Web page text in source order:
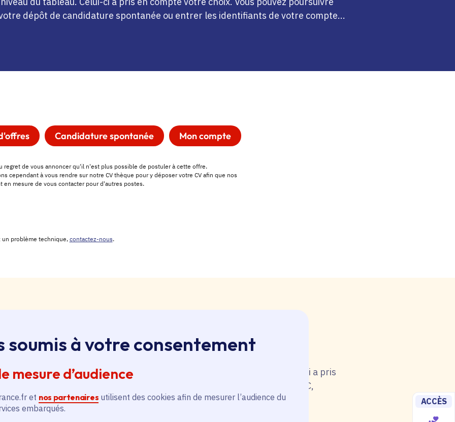
soumis à votre consentement
mesure d’audience
et nos partenaires utilisent des cookies afin de mesurer l’audience du
embarqués.
ACCÈS
dépôt de candidature spontanée ou entrer les identifiants de votre compte...
apprentissage, stage
sur le bouton « Liste d'offres » pour qu'il soit en rouge. Une anomalie
aussitôt en haut de page. Redescendez au niveau du tableau. Celui-ci a pris
alors faire une recherche par catégorie (emploi de catégorie A/B/C,
filière et département (75, 77, 78, 91, 92, 93, 94, 95).